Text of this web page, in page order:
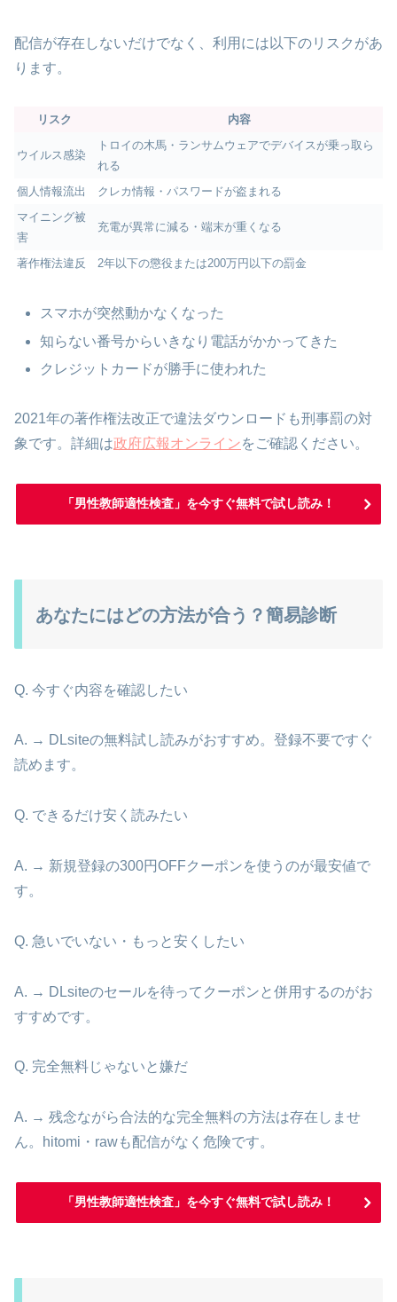
配信が存在しないだけでなく、利用には以下のリスクがあ
ります。
リスク 内容
ウイルス感染
トロイの木馬・ランサムウェアでデバイスが乗っ取ら
れる
個人情報流出
クレカ情報・パスワードが盗まれる
マイニング被
害
充電が異常に減る・端末が重くなる
著作権法違反 2年以下の懲役または200万円以下の罰金
スマホが突然動かなくなった
知らない番号からいきなり電話がかかってきた
クレジットカードが勝手に使われた
2021年の著作権法改正で違法ダウンロードも刑事罰の対
象です。詳細は政府広報オンラインをご確認ください。
「男性教師適性検査」を今すぐ無料で試し読み！
あなたにはどの方法が合う？簡易診断
Q. 今すぐ内容を確認したい
A. → DLsiteの無料試し読みがおすすめ。登録不要ですぐ
読めます。
Q. できるだけ安く読みたい
A. → 新規登録の300円OFFクーポンを使うのが最安値で
す。
Q. 急いでいない・もっと安くしたい
A. → DLsiteのセールを待ってクーポンと併用するのがお
すすめです。
Q. 完全無料じゃないと嫌だ
A. → 残念ながら合法的な完全無料の方法は存在しませ
ん。hitomi・rawも配信がなく危険です。
「男性教師適性検査」を今すぐ無料で試し読み！